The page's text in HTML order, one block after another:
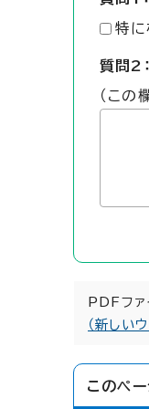
特に
質問2
（この
PDFファ
（新しい
このペ